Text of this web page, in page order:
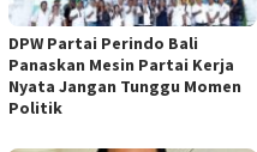
DPW Partai Perindo Bali
Panaskan Mesin Partai Kerja
Nyata Jangan Tunggu Momen
Politik